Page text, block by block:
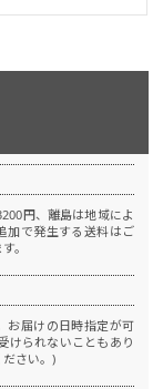
円、離島は地域によ
加で発生する送料はご
。
お届けの日時指定が可
けられないこともあり
さい。)